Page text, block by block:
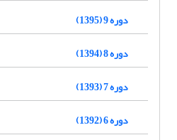
دوره 9 (1395)
دوره 8 (1394)
دوره 7 (1393)
دوره 6 (1392)